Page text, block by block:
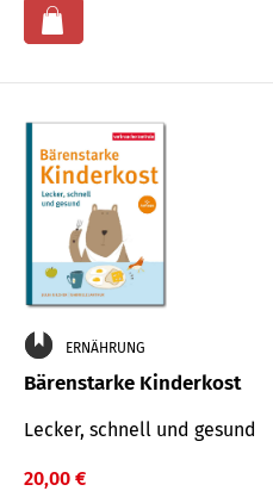
ERNÄHRUNG
Bärenstarke Kinderkost
Lecker, schnell und gesund
20,00 €